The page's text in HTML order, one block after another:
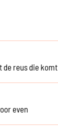
de reus die komt
even